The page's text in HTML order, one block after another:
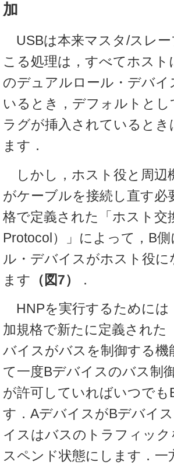
加
USBは本来マスタ/スレ
こる処理は，すべてホス
のデュアルロール・デバ
いるとき，デフォルトと
ラグが挿入されていると
ます．
しかし，ホスト役と周辺
がケーブルを接続し直す必
格で定義された「ホスト交
Protocol）」によって，B
ル・デバイスがホスト役
ます （図7）
．
HNPを実行するためには
加規格で新たに定義された
バイスがバスを制御する
て一度Bデバイスのバス制
が許可していればいつで
す．AデバイスがBデバイ
イスはバスのトラフィッ
スペンド状態にします．